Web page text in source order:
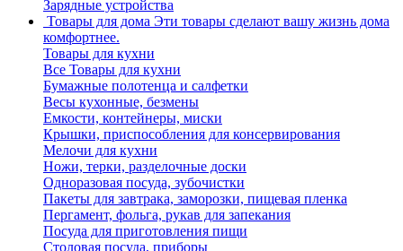
Зарядные устройства
Товары для дома Эти товары сделают вашу жизнь дома
комфортнее.
Товары для кухни
Все Товары для кухни
Бумажные полотенца и салфетки
Весы кухонные, безмены
Емкости, контейнеры, миски
Крышки, приспособления для консервирования
Мелочи для кухни
Ножи, терки, разделочные доски
Одноразовая посуда, зубочистки
Пакеты для завтрака, заморозки, пищевая пленка
Пергамент, фольга, рукав для запекания
Посуда для приготовления пищи
Столовая посуда, приборы